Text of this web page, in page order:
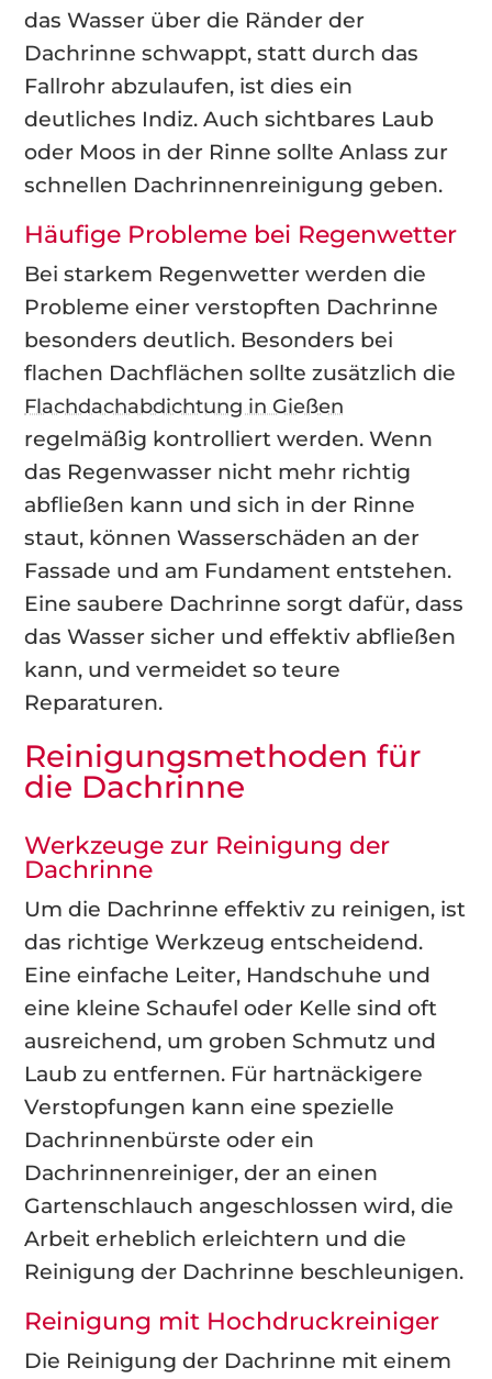
das Wasser über die Ränder der
Dachrinne schwappt, statt durch das
Fallrohr abzulaufen, ist dies ein
deutliches Indiz. Auch sichtbares Laub
oder Moos in der Rinne sollte Anlass zur
schnellen Dachrinnenreinigung geben.
Häufige Probleme bei Regenwetter
Bei starkem Regenwetter werden die
Probleme einer verstopften Dachrinne
besonders deutlich. Besonders bei
flachen Dachflächen sollte zusätzlich die
Flachdachabdichtung in Gießen
regelmäßig kontrolliert werden. Wenn
das Regenwasser nicht mehr richtig
abfließen kann und sich in der Rinne
staut, können Wasserschäden an der
Fassade und am Fundament entstehen.
Eine saubere Dachrinne sorgt dafür, dass
das Wasser sicher und effektiv abfließen
kann, und vermeidet so teure
Reparaturen.
Reinigungsmethoden für
die Dachrinne
Werkzeuge zur Reinigung der
Dachrinne
Um die Dachrinne effektiv zu reinigen, ist
das richtige Werkzeug entscheidend.
Eine einfache Leiter, Handschuhe und
eine kleine Schaufel oder Kelle sind oft
ausreichend, um groben Schmutz und
Laub zu entfernen. Für hartnäckigere
Verstopfungen kann eine spezielle
Dachrinnenbürste oder ein
Dachrinnenreiniger, der an einen
Gartenschlauch angeschlossen wird, die
Arbeit erheblich erleichtern und die
Reinigung der Dachrinne beschleunigen.
Reinigung mit Hochdruckreiniger
Die Reinigung der Dachrinne mit einem